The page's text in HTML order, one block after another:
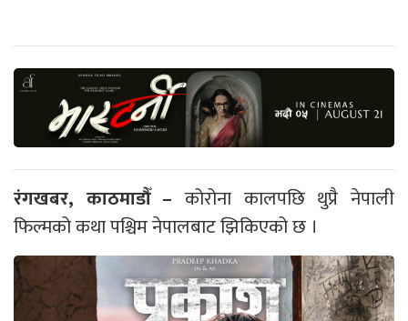
रंगखबर, काठमाडौँ – कोरोना कालपछि थुप्रै नेपाली
फिल्मको कथा पश्चिम नेपालबाट झिकिएको छ ।